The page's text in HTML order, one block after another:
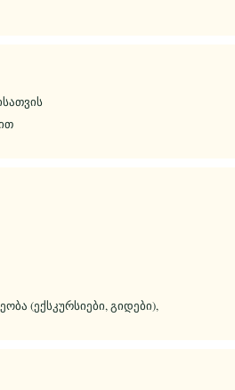
(ექსკურსიები, გიდები),